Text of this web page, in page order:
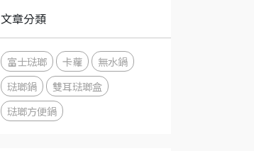
文章分類
富士琺瑯 卡蘿
無水鍋
琺瑯鍋
雙耳琺瑯盒
琺瑯方便鍋